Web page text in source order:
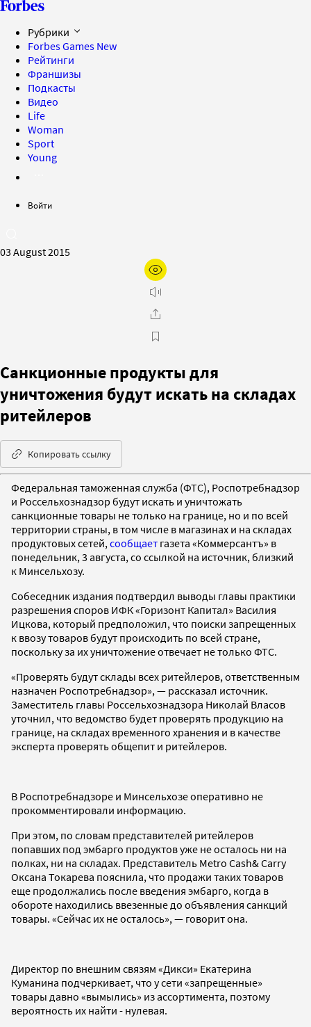
Рубрики
Forbes Games New
Рейтинги
Франшизы
Подкасты
Видео
Life
Woman
Sport
Young
Войти
03 August 2015
Санкционные продукты для
уничтожения будут искать на складах
ритейлеров
Копировать ссылку
Федеральная таможенная служба (ФТС), Роспотребнадзор
и Россельхознадзор будут искать и уничтожать
санкционные товары не только на границе, но и по всей
территории страны, в том числе в магазинах и на складах
продуктовых сетей, сообщает газета «Коммерсантъ» в
понедельник, 3 августа, со ссылкой на источник, близкий
к Минсельхозу.
Собеседник издания подтвердил выводы главы практики
разрешения споров ИФК «Горизонт Капитал» Василия
Ицкова, который предположил, что поиски запрещенных
к ввозу товаров будут происходить по всей стране,
поскольку за их уничтожение отвечает не только ФТС.
«Проверять будут склады всех ритейлеров, ответственным
назначен Роспотребнадзор», — рассказал источник.
Заместитель главы Россельхознадзора Николай Власов
уточнил, что ведомство будет проверять продукцию на
границе, на складах временного хранения и в качестве
эксперта проверять общепит и ритейлеров.
В Роспотребнадзоре и Минсельхозе оперативно не
прокомментировали информацию.
При этом, по словам представителей ритейлеров
попавших под эмбарго продуктов уже не осталось ни на
полках, ни на складах. Представитель Metro Cash& Carry
Оксана Токарева пояснила, что продажи таких товаров
еще продолжались после введения эмбарго, когда в
обороте находились ввезенные до объявления санкций
товары. «Сейчас их не осталось», — говорит она.
Директор по внешним связям «Дикси» Екатерина
Куманина подчеркивает, что у сети «запрещенные»
товары давно «вымылись» из ассортимента, поэтому
вероятность их найти - нулевая.